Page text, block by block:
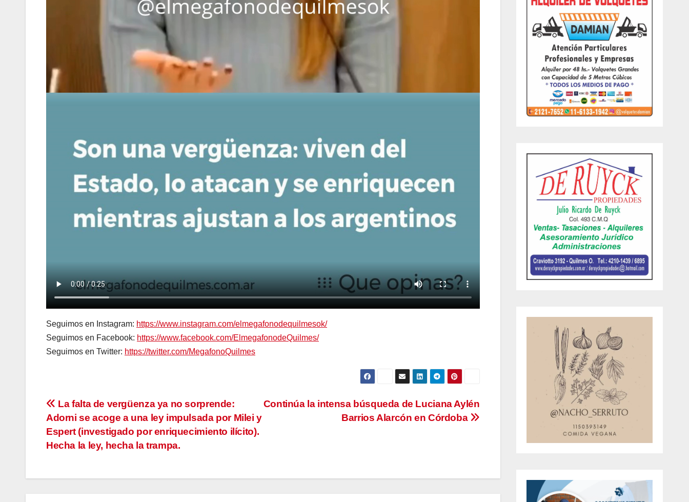
Seguimos en Instagram: https://www.instagram.com/elmegafonodequilmesok/
Seguimos en Facebook: https://www.facebook.com/ElmegafonodeQuilmes/
Seguimos en Twitter: https://twitter.com/MegafonoQuilmes
Navegación
de
entradas
Continúa la intensa búsqueda de Luciana Aylén
Barrios Alarcón en Córdoba
La falta de vergüenza ya no sorprende:
Adorni se acoge a una ley impulsada por Milei y
Espert (investigado por enriquecimiento ilícito).
Hecha la ley, hecha la trampa.